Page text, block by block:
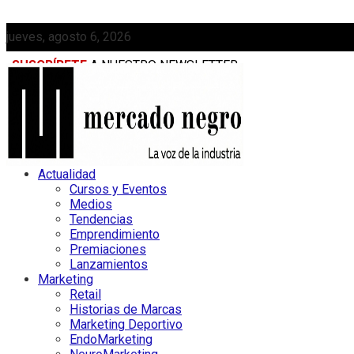
jueves, agosto 6, 2026
SUSCRÍBETE A NUESTRO NEWSLETTER
MEDIAKIT
Actualidad
Cursos y Eventos
Medios
Tendencias
Emprendimiento
Premiaciones
Lanzamientos
Marketing
Retail
Historias de Marcas
Marketing Deportivo
EndoMarketing